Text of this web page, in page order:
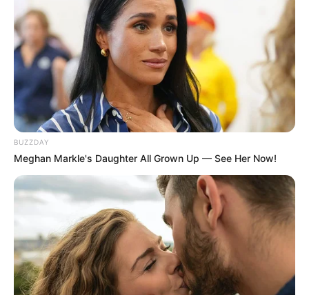
BUZZDAY
Meghan Markle's Daughter All Grown Up — See Her Now!